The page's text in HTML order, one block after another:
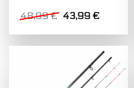
48,99€ Ursprünglicher
war:
48,99 €
43,99€Aktueller
ist:
43,99 €.